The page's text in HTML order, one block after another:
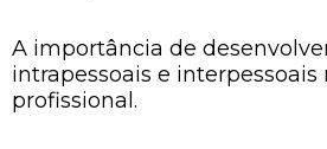
A importância de
intrapessoais e
profissional.